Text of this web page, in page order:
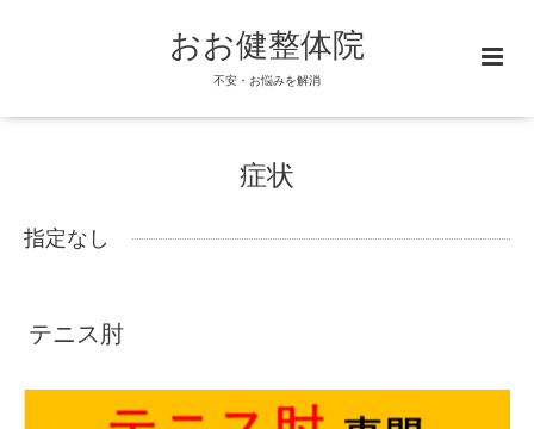
おお健整体院
不安・お悩みを解消
症状
指定なし
テニス肘